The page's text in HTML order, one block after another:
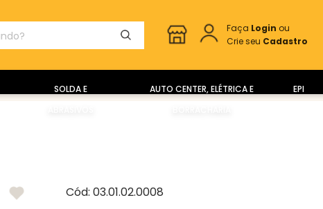
Faça Login ou
Crie seu Cadastro
SOLDA E
AUTO CENTER, ELÉTRICA E
EPI
Cód: 03.01.02.0008